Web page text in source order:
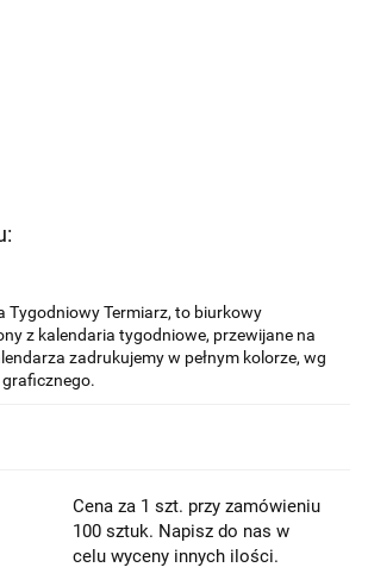
Tygodniowy Termiarz, to biurkowy
z kalendaria tygodniowe, przewijane na
zadrukujemy w pełnym kolorze, wg
Cena za 1 szt. przy zamówieniu
100 sztuk. Napisz do nas w
celu wyceny innych ilości.